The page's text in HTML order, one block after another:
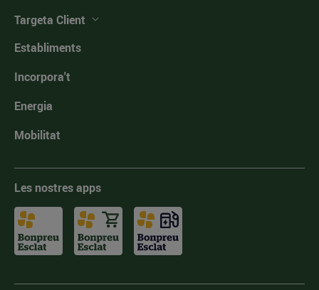
Targeta Client
Establiments
Incorpora't
Energia
Mobilitat
Les nostres apps